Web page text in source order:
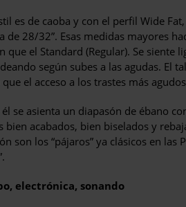
es de caoba y con el perfil Wide
de 28/32”. Esas medidas mayores
que el Standard (Regular). Se siente
según subes a las agudas. El
el acceso a los trastes más
él se asienta un diapasón de ébano
bien acabados, bien biselados y
son los “pájaros” ya clásicos en
electrónica, sonando